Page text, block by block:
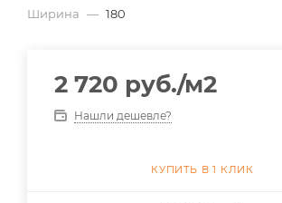
Ширина — 180
2 720 руб./м2
Нашли дешевле?
КУПИТЬ В 1 КЛИК